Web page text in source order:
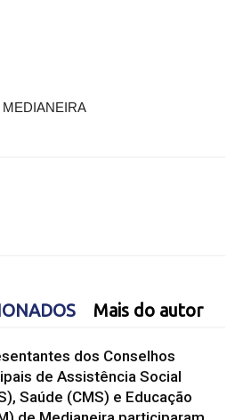
Mais do autor
dos Conselhos
de Assistência Social
Saúde (CMS) e Educação